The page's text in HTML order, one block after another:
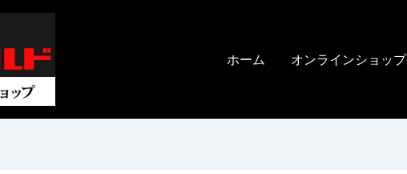
ホーム オンラインショップ